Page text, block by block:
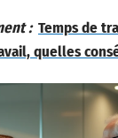
: Temps de
quelles